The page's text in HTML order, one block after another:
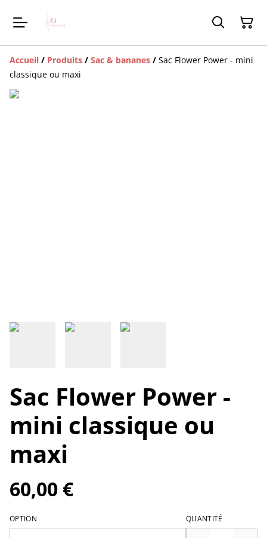
Accueil / Produits / Sac & bananes / Sac Flower Power - mini
classique ou maxi
Sac Flower Power -
mini classique ou
maxi
60,00 €
OPTION QUANTITÉ